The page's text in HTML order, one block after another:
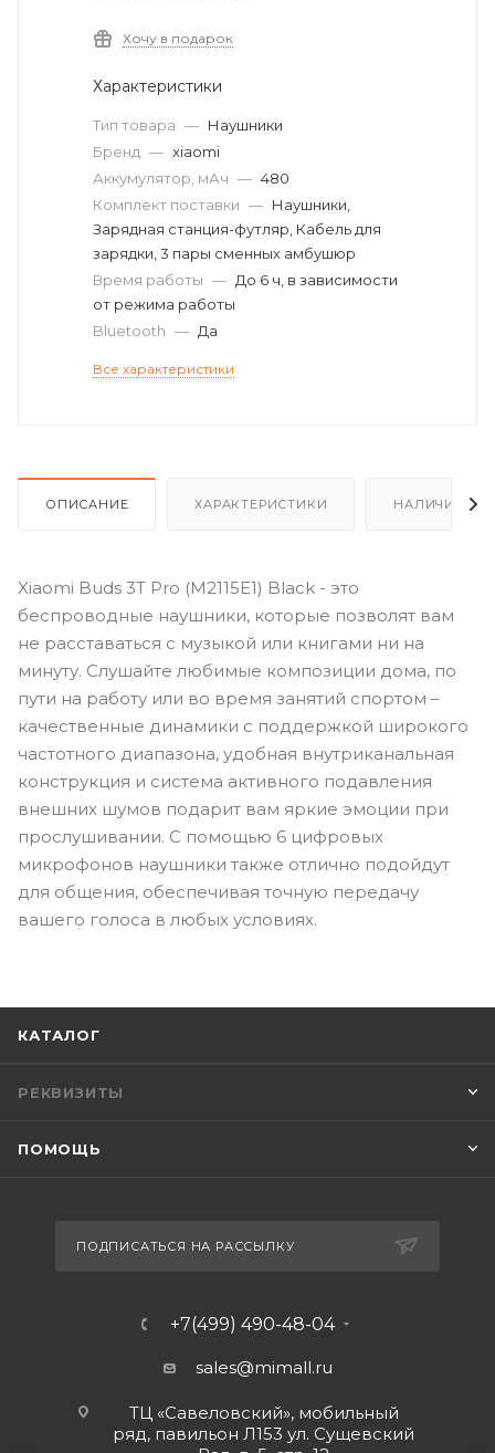
Хочу в подарок
Характеристики
Тип товара — Наушники
Бренд — xiaomi
Аккумулятор, мАч — 480
Комплект поставки — Наушники,
Зарядная станция-футляр, Кабель для
зарядки, 3 пары сменных амбушюр
Время работы — До 6 ч, в зависимости
от режима работы
Bluetooth — Да
Все характеристики
ОПИСАНИЕ ХАРАКТЕРИСТИКИ НАЛИЧИЕ
Xiaomi Buds 3T Pro (M2115E1) Black - это
беспроводные наушники, которые позволят вам
не расставаться с музыкой или книгами ни на
минуту. Слушайте любимые композиции дома, по
пути на работу или во время занятий спортом –
качественные динамики с поддержкой широкого
частотного диапазона, удобная внутриканальная
конструкция и система активного подавления
внешних шумов подарит вам яркие эмоции при
прослушивании. С помощью 6 цифровых
микрофонов наушники также отлично подойдут
для общения, обеспечивая точную передачу
вашего голоса в любых условиях.
КАТАЛОГ
РЕКВИЗИТЫ
ПОМОЩЬ
ПОДПИСАТЬСЯ НА РАССЫЛКУ
+7(499) 490-48-04
sales@mimall.ru
ТЦ «Савеловский», мобильный
ряд, павильон Л153 ул. Сущевский